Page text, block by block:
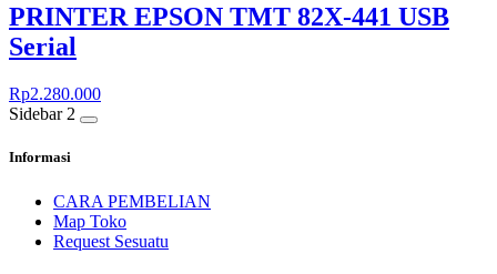
PRINTER EPSON TMT 82X-441 USB
Serial
Rp2.280.000
Sidebar 2
Informasi
CARA PEMBELIAN
Map Toko
Request Sesuatu